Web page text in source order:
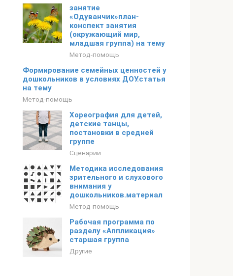
занятие
«Одуванчик»план-
конспект занятия
(окружающий мир,
младшая группа) на тему
Метод-помощь
Формирование семейных ценностей у
дошкольников в условиях ДОУ.статья
на тему
Метод-помощь
Хореография для детей,
детские танцы,
постановки в средней
группе
Сценарии
Методика исследования
зрительного и слухового
внимания у
дошкольников.материал
Метод-помощь
Рабочая программа по
разделу «Аппликация»
старшая группа
Другие